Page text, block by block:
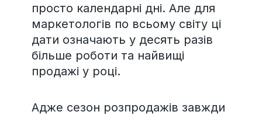
просто календарні дні. Але для
маркетологів по всьому світу ці
дати означають у десять разів
більше роботи та найвищі
продажі у році.
Адже сезон розпродажів завжди